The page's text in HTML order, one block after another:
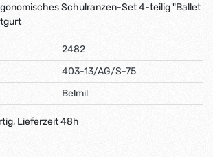
Schulranzen-Set 4-teilig "Ballet
2482
403-13/AG/S-75
Belmil
Lieferzeit 48h